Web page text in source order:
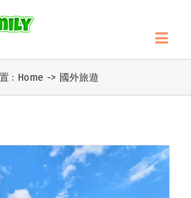
: Home -> 國外旅遊